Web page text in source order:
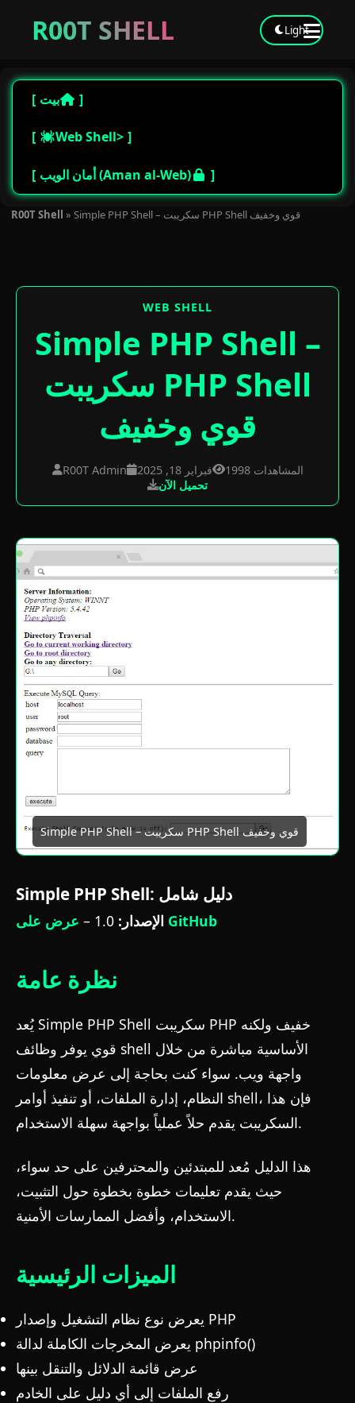
R00T SHELL Light
بيت
Web Shell>
أمان الويب (Aman al-Web)
R00T Shell » Simple PHP Shell – سكريبت PHP Shell قوي وخفيف
WEB SHELL
Simple PHP Shell –
سكريبت PHP Shell
قوي وخفيف
R00T Admin فبراير 18, 2025
1998 المشاهدات
تحميل الآن
Simple PHP Shell – سكريبت PHP Shell قوي وخفيف
Simple PHP Shell: دليل شامل
الإصدار: عرض على GitHub
نظرة عامة
يُعد Simple PHP Shell سكريبت PHP خفيف ولكنه
قوي يوفر وظائف shell الأساسية مباشرة من خلال
واجهة ويب. سواء كنت بحاجة إلى عرض معلومات
النظام، إدارة الملفات، أو تنفيذ أوامر shell، فإن هذا
السكريبت يقدم حلاً عملياً بواجهة سهلة الاستخدام.
هذا الدليل مُعد للمبتدئين والمحترفين على حد سواء،
حيث يقدم تعليمات خطوة بخطوة حول التثبيت،
الاستخدام، وأفضل الممارسات الأمنية.
الميزات الرئيسية
يعرض نوع نظام التشغيل وإصدار PHP
phpinfo()
عرض قائمة الدلائل والتنقل بينها
رفع الملفات إلى أي دليل على الخادم